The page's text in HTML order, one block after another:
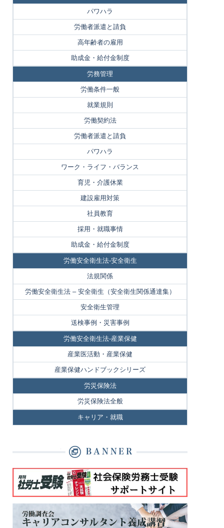
パワハラ
労働者派遣と請負
高年齢者の雇用
助成金・給付金制度
労務管理
労働条件一般
就業規則
労働契約法
労働者派遣と請負
パワハラ
ワーク・ライフ・バランス
育児・介護休業
建設雇用対策
社員教育
採用・就職事情
助成金・給付金制度
労働安全衛生法-安全衛生
法規関係
労働安全衛生法 – 安全衛生（安全衛生関係通達集）
安全衛生管理
送検事例・災害事例
労働安全衛生法-産業保健
産業医活動・産業保健
産業保健ハンドブックシリーズ
労災保険法
労災保険法全般
キャリア・就職